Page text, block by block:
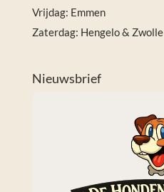
Vrijdag: Emmen
Zaterdag: Hengelo & Zwolle
Nieuwsbrief